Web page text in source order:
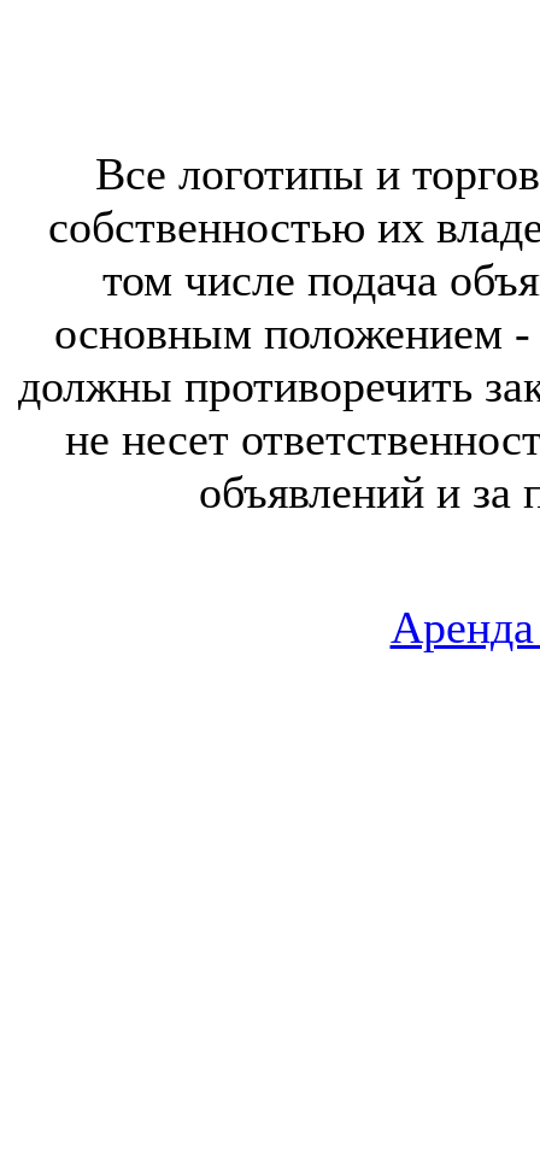
Все логотипы и
собственностью их
том числе подача
основным положением -
должны противоречить
не несет
объявлений и за